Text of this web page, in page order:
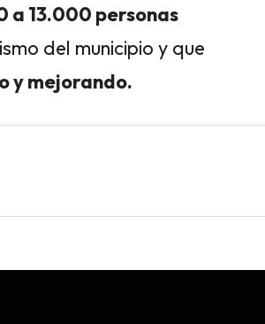
a 13.000 personas
del municipio y que
y mejorando.